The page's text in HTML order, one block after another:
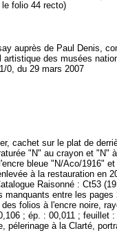
folio 44 recto)
auprès de Paul Denis,
des musées
0, du 29 mars 2007
cachet sur le plat de
"N" au crayon et "N"
bleue "N/Aco/1916"
à la restauration en
Raisonné : Ct53
entre les pages
folios à l'encre noire,
; ép. : 00,011 ; feuillet
pélerinage à la Clarté,